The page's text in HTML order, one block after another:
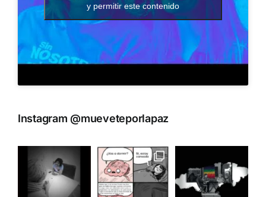
y permitir este contenido
Instagram @mueveteporlapaz